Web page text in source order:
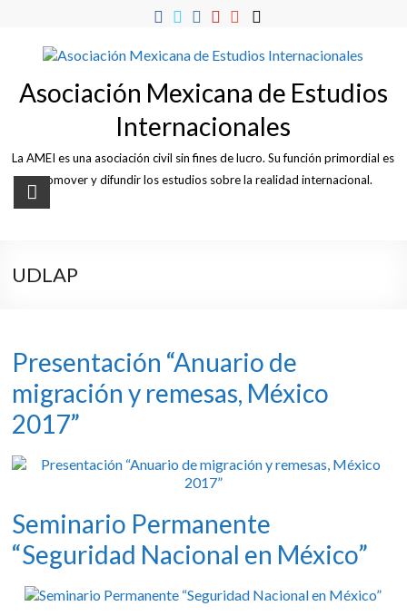
content
Asociación Mexicana de Estudios
Internacionales
La AMEI es una asociación civil sin fines de lucro. Su función primordial es
promover y difundir los estudios sobre la realidad internacional.
UDLAP
Presentación “Anuario de
migración y remesas, México
2017”
Seminario Permanente
“Seguridad Nacional en México”